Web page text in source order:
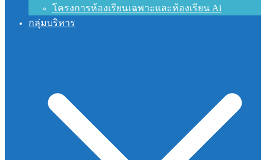
โครงการห้องเรียนเฉพาะและห้องเรียน Ai
กลุ่มบริหาร